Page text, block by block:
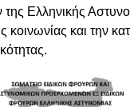
Ελληνικής
κοινωνίας και την